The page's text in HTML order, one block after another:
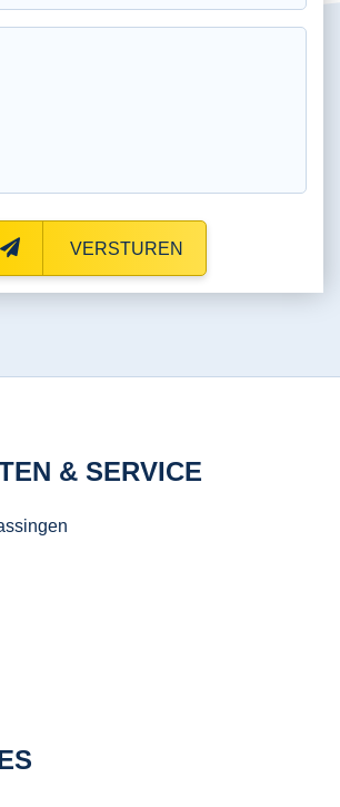
VERSTUREN
& SERVICE